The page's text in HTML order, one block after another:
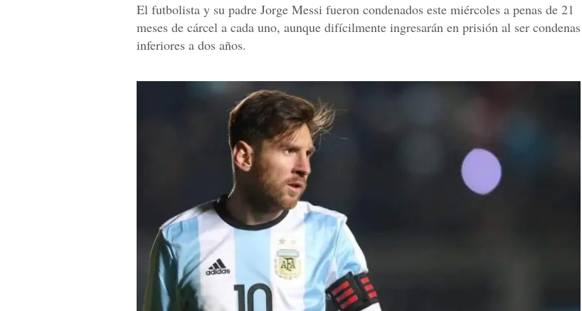
El futbolista y su padre Jorge Messi fueron condenados este miércoles a penas de 21
meses de cárcel a cada uno, aunque difícilmente ingresarán en prisión al ser condenas
inferiores a dos años.